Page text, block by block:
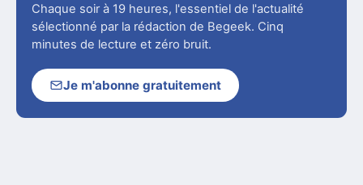
Chaque soir à 19 heures, l'essentiel de l'actualité
sélectionné par la rédaction de Begeek. Cinq
minutes de lecture et zéro bruit.
Je m'abonne gratuitement